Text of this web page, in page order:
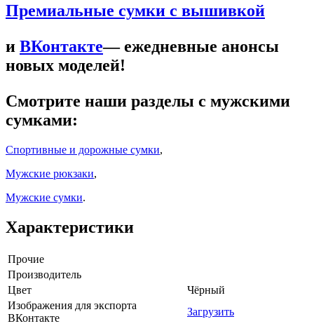
Премиальные сумки с вышивкой
и ВКонтакте— ежедневные анонсы
новых моделей!
Смотрите наши разделы с мужскими
сумками:
Спортивные и дорожные сумки,
Мужские рюкзаки,
Мужские сумки.
Характеристики
Прочие
Производитель
Цвет
Чёрный
Изображения для экспорта
ВКонтакте
Загрузить